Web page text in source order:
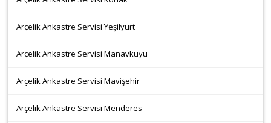
Arçelik Ankastre Servisi Yeşilyurt
Arçelik Ankastre Servisi Manavkuyu
Arçelik Ankastre Servisi Mavişehir
Arçelik Ankastre Servisi Menderes